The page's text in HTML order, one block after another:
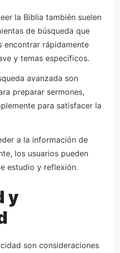
la Biblia también suelen
de búsqueda que
encontrar rápidamente
y temas específicos.
avanzada son
preparar sermones,
para satisfacer la
a la información de
los usuarios pueden
estudio y reflexión.
y
son consideraciones